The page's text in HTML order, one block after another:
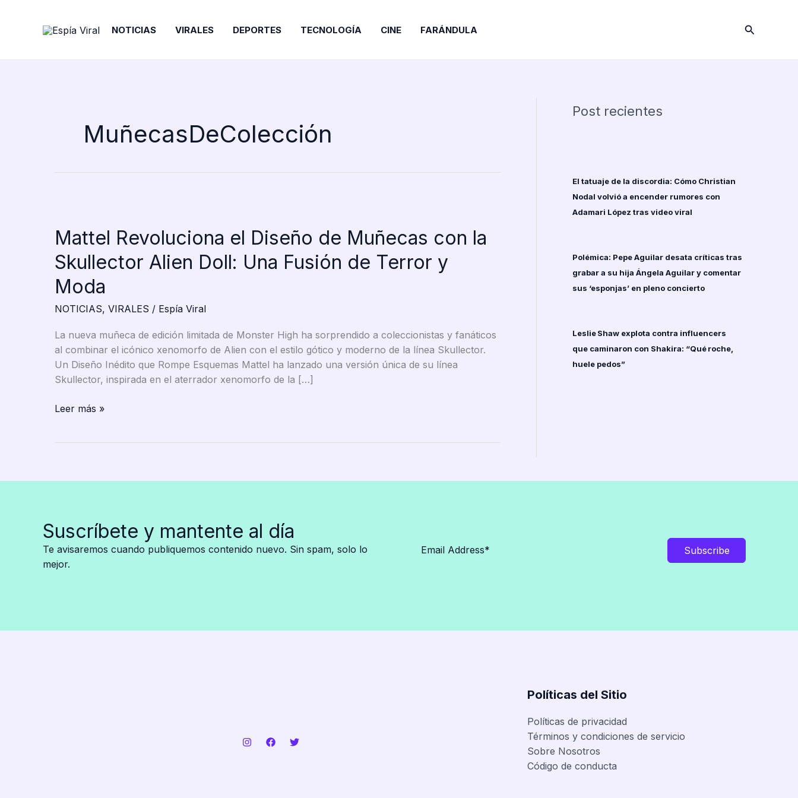
contenido
NOTICIAS VIRALES DEPORTES TECNOLOGÍA CINE FARÁNDULA Buscar
MuñecasDeColección
Mattel Revoluciona el Diseño de Muñecas con la
Skullector Alien Doll: Una Fusión de Terror y
Moda
NOTICIAS, VIRALES / Espía Viral
La nueva muñeca de edición limitada de Monster High ha sorprendido a coleccionistas y fanáticos
al combinar el icónico xenomorfo de Alien con el estilo gótico y moderno de la línea Skullector.
Un Diseño Inédito que Rompe Esquemas Mattel ha lanzado una versión única de su línea
Skullector, inspirada en el aterrador xenomorfo de la […]
Mattel
Muñecas
Skullector
Alien
Doll:
Una
y
Leer más »
Post recientes
El tatuaje de la discordia: Cómo Christian
Nodal volvió a encender rumores con
Adamari López tras video viral
Polémica: Pepe Aguilar desata críticas tras
grabar a su hija Ángela Aguilar y comentar
sus ‘esponjas’ en pleno concierto
Leslie Shaw explota contra influencers
que caminaron con Shakira: “Qué roche,
huele pedos”
Suscríbete y mantente al día
Te avisaremos cuando publiquemos contenido nuevo. Sin spam, solo lo
mejor.
Subscribe
Políticas del Sitio
Políticas de privacidad
Términos y condiciones de servicio
Sobre Nosotros
Código de conducta